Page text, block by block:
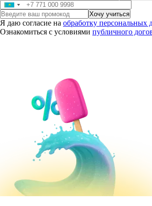
Я даю согласие на обработку персональных
Ознакомиться с условиями публичного